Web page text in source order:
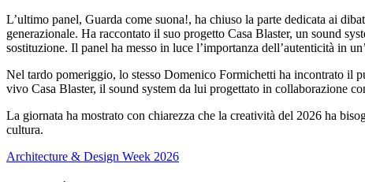
L’ultimo panel, Guarda come suona!, ha chiuso la parte dedicata ai
generazionale. Ha raccontato il suo progetto Casa Blaster, un sound
sostituzione. Il panel ha messo in luce l’importanza dell’autenticità in
Nel tardo pomeriggio, lo stesso Domenico Formichetti ha incontrato il
vivo Casa Blaster, il sound system da lui progettato in collaborazione
La giornata ha mostrato con chiarezza che la creatività del 2026 ha
cultura.
Architecture & Design Week 2026